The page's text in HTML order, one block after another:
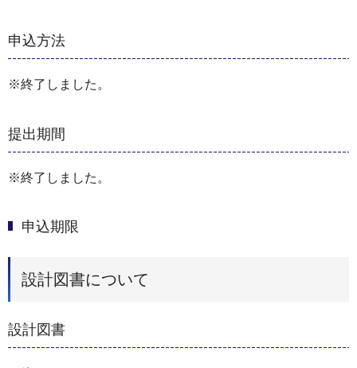
申込方法
※終了しました。
提出期間
※終了しました。
申込期限
設計図書について
設計図書